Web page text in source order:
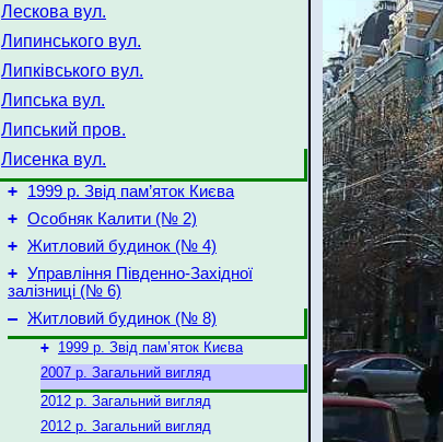
Лескова вул.
Липинського вул.
Липківського вул.
Липська вул.
Липський пров.
Лисенка вул.
+
1999 р. Звід пам’яток Києва
+ Особняк Калити (№ 2)
+ Житловий будинок (№ 4)
+ Управління Південно-Західної
залізниці (№ 6)
– Житловий будинок (№ 8)
+ 1999 р. Звід пам’яток Києва
2007 р. Загальний вигляд
2012 р. Загальний вигляд
2012 р. Загальний вигляд